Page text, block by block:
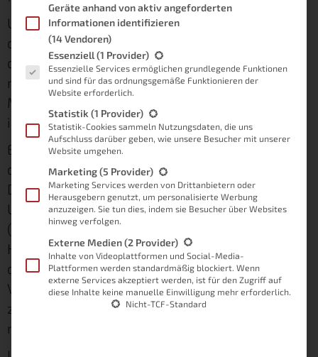
Umso erschreckender war die Nachricht, dass
die Deutsche Telekom nun Anschlüsse
drosseln will. Was macht man dann? Schaut
man online noch Filme? Hört man online noch
Musik? Wie läuft das, wenn mehrere Rechner
ihre Updates beziehen?
Es gibt einige Personen, die sich gerade um
den Punkt Updates kaum Gedanken machen.
Doch nun steht das Windows 10 Anniversary
Update bereit, welches auch knapp 3 GB
(meines Wissens nach) umfasst.
Hat man nun daheim Laptop und PC stehen,
dann fallen hierfür gleich mal knapp 6 GB an.
Viele Haushalte haben jedoch mehr als nur
zwei Geräte. Somit steigt das Volumen hierfür
nochmals an.
Geräte anhand von aktiv angeforderten
Informationen identifizieren
(14 Vendoren)
Es folgt eine Liste der Service-Gruppen, für die eine
Essenziell(1 Provider)
Essenzielle Services ermöglichen grundlegende Funktionen
und sind für das ordnungsgemäße Funktionieren der
Website erforderlich.
Statistik (1 Provider)
Statistik-Cookies sammeln Nutzungsdaten, die uns
Aufschluss darüber geben, wie unsere Besucher mit unserer
Website umgehen.
Marketing(5 Provider)
Marketing Services werden von Drittanbietern oder
Herausgebern genutzt, um personalisierte Werbung
anzuzeigen. Sie tun dies, indem sie Besucher über Websites
hinweg verfolgen.
Externe Medien(2 Provider)
Inhalte von Videoplattformen und Social-Media-
Plattformen werden standardmäßig blockiert. Wenn
externe Services akzeptiert werden, ist für den Zugriff auf
diese Inhalte keine manuelle Einwilligung mehr erforderlich.
Nicht-TCF-Standard